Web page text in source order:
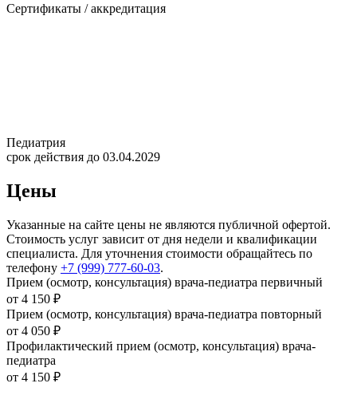
Сертификаты / аккредитация
Педиатрия
срок действия до 03.04.2029
Цены
Указанные на сайте цены не являются публичной офертой.
Стоимость услуг зависит от дня недели и квалификации
специалиста. Для уточнения стоимости обращайтесь по
телефону +7 (999) 777-60-03.
Прием (осмотр, консультация) врача-педиатра первичный
от 4 150 ₽
Прием (осмотр, консультация) врача-педиатра повторный
от 4 050 ₽
Профилактический прием (осмотр, консультация) врача-
педиатра
от 4 150 ₽